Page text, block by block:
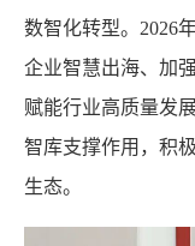
数智化转型。2026
企业智慧出海、加
赋能行业高质量发
智库支撑作用，积
生态。